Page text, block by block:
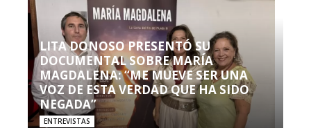
LITA DONOSO PRESENTÓ SU
DOCUMENTAL SOBRE MARÍA
MAGDALENA: “ME MUEVE SER UNA
VOZ DE ESTA VERDAD QUE HA SIDO
NEGADA”
ENTREVISTAS